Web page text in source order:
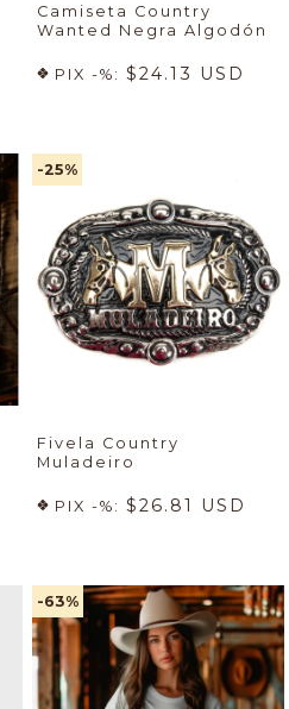
Camiseta Country
Wanted Negra Algodón
PIX -%: $24.13 USD
-25%
Fivela Country
Muladeiro
PIX -%: $26.81 USD
-63%